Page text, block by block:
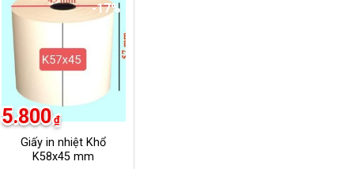
-17%
Giấy in nhiệt Khổ
K58x45 mm
5.800 ₫